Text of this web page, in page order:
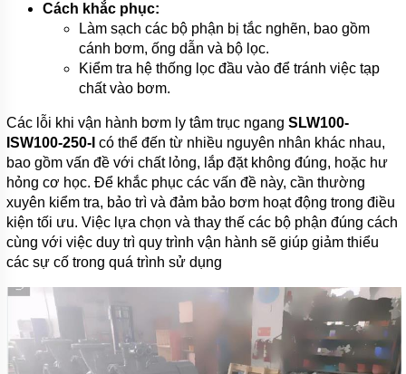
Cách khắc phục:
Làm sạch các bộ phận bị tắc nghẽn, bao gồm
cánh bơm, ống dẫn và bộ lọc.
Kiểm tra hệ thống lọc đầu vào để tránh việc tạp
chất vào bơm.
Các lỗi khi vận hành bơm ly tâm trục ngang SLW100-
ISW100-250-I có thể đến từ nhiều nguyên nhân khác nhau,
bao gồm vấn đề với chất lỏng, lắp đặt không đúng, hoặc hư
hỏng cơ học. Để khắc phục các vấn đề này, cần thường
xuyên kiểm tra, bảo trì và đảm bảo bơm hoạt động trong điều
kiện tối ưu. Việc lựa chọn và thay thế các bộ phận đúng cách
cùng với việc duy trì quy trình vận hành sẽ giúp giảm thiểu
các sự cố trong quá trình sử dụng